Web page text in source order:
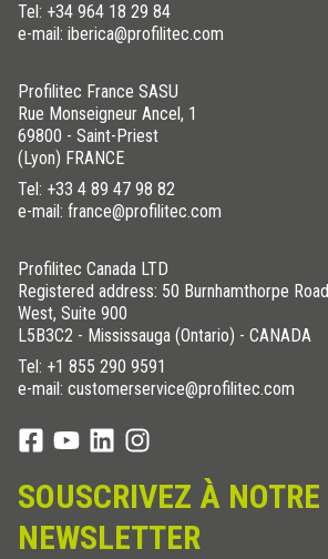
Tel: +34 964 18 29 84
e-mail: iberica@profilitec.com
Profilitec France SASU
Rue Monseigneur Ancel, 1
69800 - Saint-Priest
(Lyon) FRANCE
Tel: +33 4 89 47 98 82
e-mail: france@profilitec.com
Profilitec Canada LTD
Registered address: 50 Burnhamthorpe Road
West, Suite 900
L5B3C2 - Mississauga (Ontario) - CANADA
Tel: +1 855 290 9591
e-mail: customerservice@profilitec.com
SOUSCRIVEZ À NOTRE
NEWSLETTER